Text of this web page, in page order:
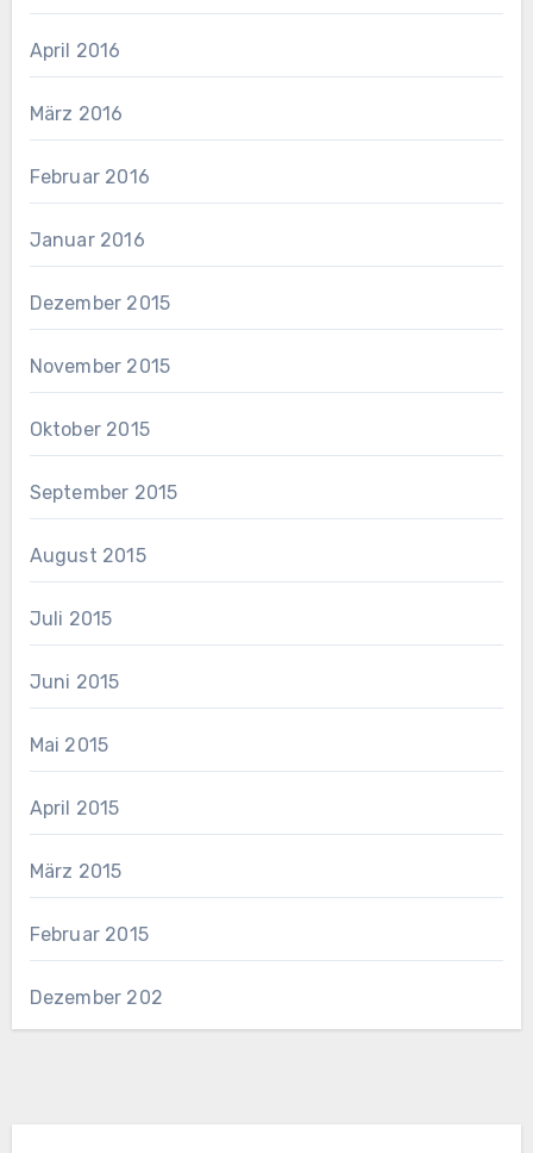
April 2016
März 2016
Februar 2016
Januar 2016
Dezember 2015
November 2015
Oktober 2015
September 2015
August 2015
Juli 2015
Juni 2015
Mai 2015
April 2015
März 2015
Februar 2015
Dezember 202